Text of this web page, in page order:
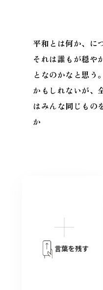
平和とは何か、に
それは誰もが穏や
となのかなと思う
かもしれないが、
はみんな同じもの
か
言葉を残す